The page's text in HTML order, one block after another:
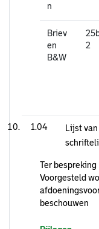
n
Briev
en
B&W
2
1.04
Lijst
Ter bespreking
Voorgesteld
beschouwen